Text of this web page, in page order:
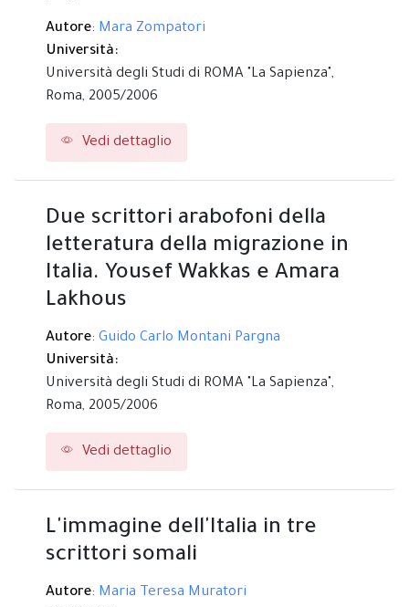
Autore: Mara Zompatori
Università:
Università degli Studi di ROMA "La Sapienza",
Roma, 2005/2006
Vedi dettaglio
Due scrittori arabofoni della
letteratura della migrazione in
Italia. Yousef Wakkas e Amara
Lakhous
Autore: Guido Carlo Montani Pargna
Università:
Università degli Studi di ROMA "La Sapienza",
Roma, 2005/2006
Vedi dettaglio
L'immagine dell'Italia in tre
scrittori somali
Autore: Maria Teresa Muratori